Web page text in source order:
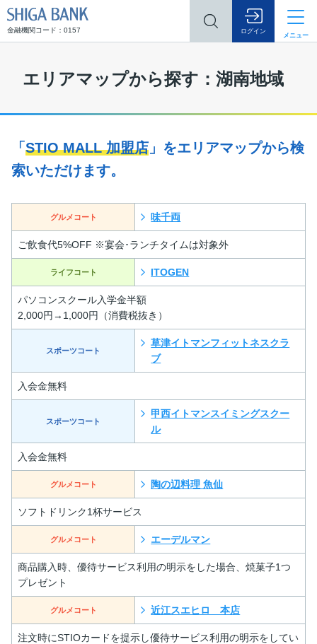
金融機関コード：0157 ログイン
メニュー
エリアマップから探す：湖南地域
「 STIO MALL 加盟店 」をエリアマップから検
索いただけます。
グルメコート 味千両
ご飲食代5%OFF ※宴会･ランチタイムは対象外
ライフコート ITOGEN
パソコンスクール入学金半額
2,000円→1,000円（消費税抜き）
スポーツコート
草津イトマンフィットネスクラ
ブ
入会金無料
スポーツコート
甲西イトマンスイミングスクー
ル
入会金無料
グルメコート 陶の辺料理 魚仙
ソフトドリンク1杯サービス
グルメコート エーデルマン
商品購入時、優待サービス利用の明示をした場合、焼菓子1つ
プレゼント
グルメコート 近江スエヒロ 本店
注文時にSTIOカードを提示し優待サービス利用の明示をしてい